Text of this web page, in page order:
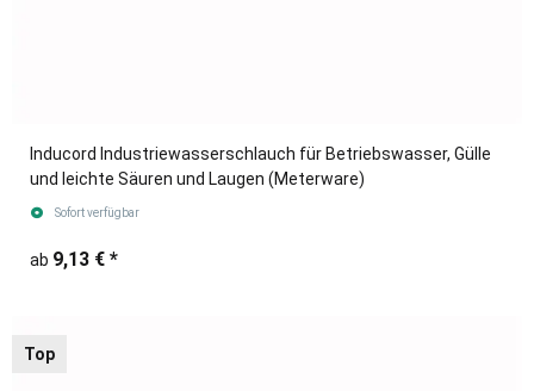
Inducord Industriewasserschlauch für Betriebswasser, Gülle
und leichte Säuren und Laugen (Meterware)
Sofort verfügbar
ab 9,13 € *
Top